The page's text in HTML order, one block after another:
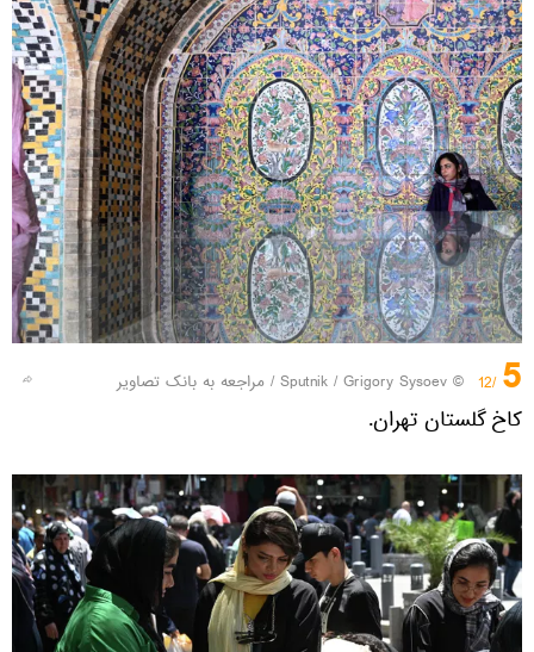
5
/12
© Sputnik / Grigory Sysoev
/ مراجعه به بانک تصاویر
کاخ گلستان تهران.